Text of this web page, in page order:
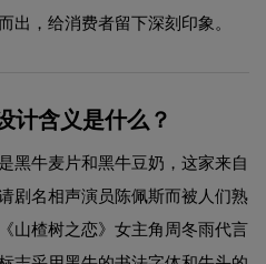
出，给消费者留下深刻印象。
计含义是什么？
黑牛麦片和黑牛豆奶，这家来自
剧名相声演员陈佩斯而被人们熟
山楂树之恋》女主角周冬雨代言